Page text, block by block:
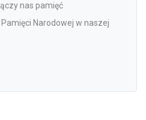
nas pamięć
Narodowej w naszej